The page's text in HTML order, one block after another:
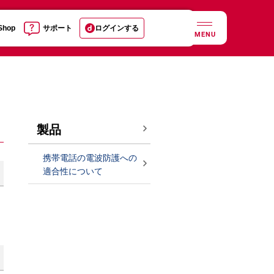
サポート ログインする
MENU
製品
携帯電話の電波防護への
適合性について